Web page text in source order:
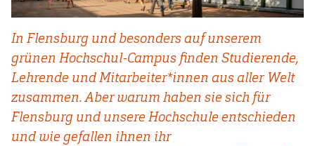
In Flensburg und besonders auf unserem
grünen Hochschul-Campus finden Studierende,
Lehrende und Mitarbeiter*innen aus aller Welt
zusammen. Aber warum haben sie sich für
Flensburg und unsere Hochschule entschieden
und wie gefallen ihnen ihr